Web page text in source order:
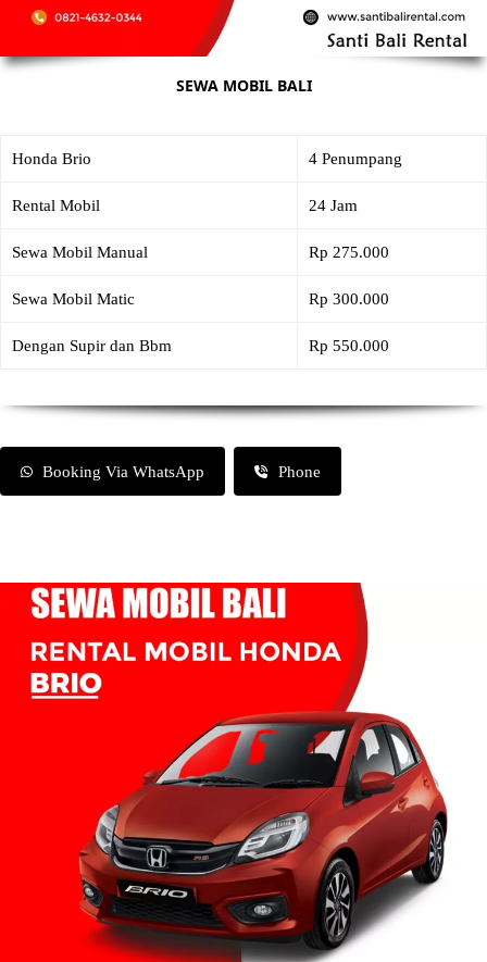
SEWA MOBIL BALI
Honda Brio 4 Penumpang
Rental Mobil 24 Jam
Sewa Mobil Manual Rp 275.000
Sewa Mobil Matic Rp 300.000
Dengan Supir dan Bbm Rp 550.000
Booking Via WhatsApp Phone